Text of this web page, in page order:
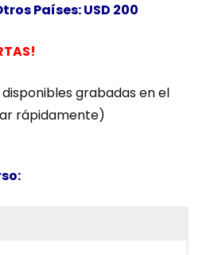
Países: USD 200
grabadas en el
rápidamente)